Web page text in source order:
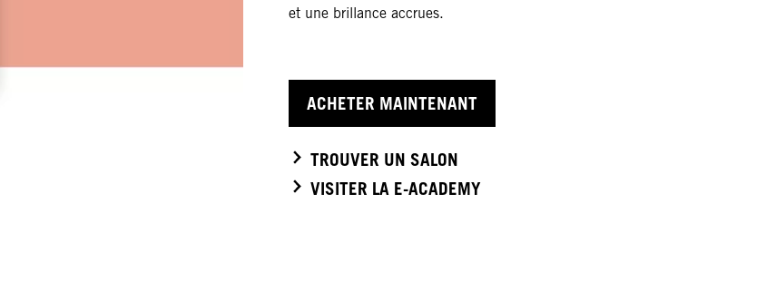
et une brillance accrues.
ACHETER MAINTENANT
TROUVER UN SALON
VISITER LA E-ACADEMY